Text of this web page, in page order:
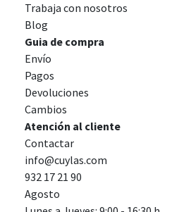
Trabaja con nosotros
Blog
Guia de compra
Envío
Pagos
Devoluciones
Cambios
Atención al cliente
Contactar
info@cuylas.com
932 17 21 90
Agosto